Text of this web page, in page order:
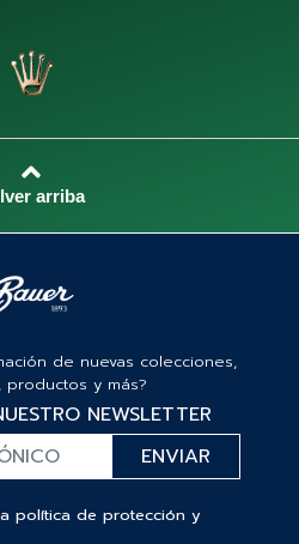
de nuevas colecciones,
productos y más?
NEWSLETTER
política de protección y